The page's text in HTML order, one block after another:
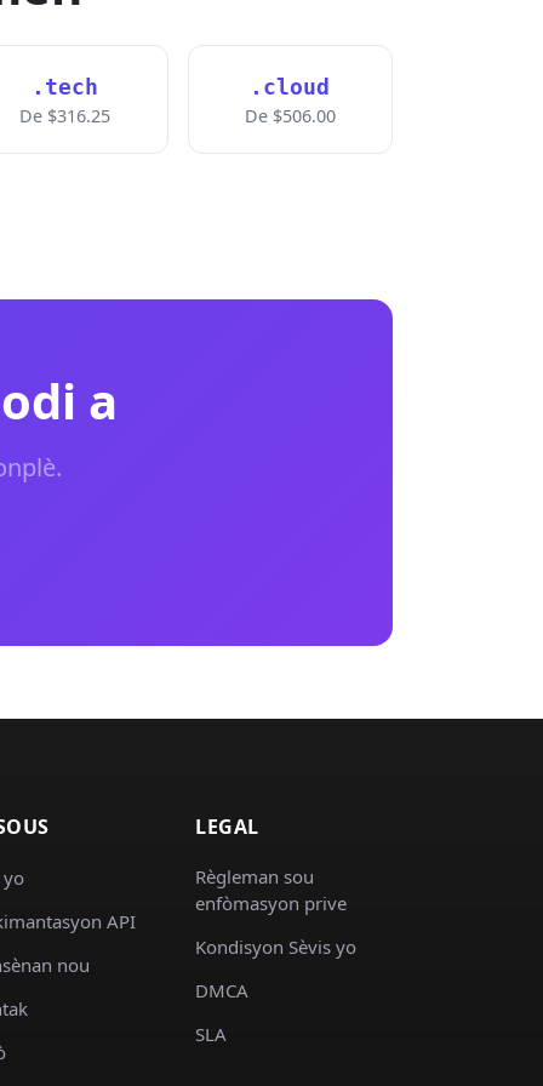
.tech
De $316.25
.cloud
De $506.00
a
API
nou
LEGAL
Règleman sou
enfòmasyon prive
Kondisyon Sèvis yo
DMCA
SLA